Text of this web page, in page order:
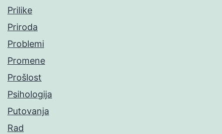
Prilike
Priroda
Problemi
Promene
Prošlost
Psihologija
Putovanja
Rad